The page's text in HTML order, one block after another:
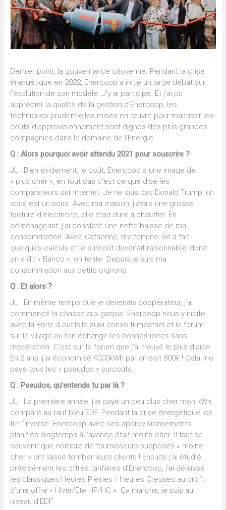
Dernier point, la gouvernance citoyenne. Pendant la crise
énergétique en 2022, Enercoop a initié un large débat sur
l’évolution de son modèle. J’y ai participé. Et j’ai pu
apprécier la qualité de la gestion d’Enercoop, les
techniques prudentielles mises en œuvre pour maitriser les
coûts d’approvisionnement sont dignes des plus grandes
compagnies dans le domaine de l’Energie.
Q : Alors pourquoi avoir attendu 2021 pour souscrire ?
JL : Bien évidement, le coût, Enercoop a une image de
« plus cher », en tout cas c’est ce que dise les
comparateurs sur Internet. Je ne suis pas Donald Trump, un
sous est un sous. Avec ma maison, j’avais une grosse
facture d’électricité, elle était dure à chauffer. En
déménageant, j’ai constaté une nette baisse de ma
consommation. Avec Catherine, ma femme, on a fait
quelques calculs et le surcoût devenait raisonnable, donc
on a dit « Banco », on tente. Depuis je suis ma
consommation aux petits oignons.
Q : Et alors ?
JL : En même temps que je devenais coopérateur, j’ai
commencé la chasse aux gaspis. Enercoop nous y incite
avec la Boite à outils,le suivi conso trimestriel et le forum
sur le village ou l’on échange les bonnes idées sans
modération. C’est sur le forum que j’ai trouvé le plus d’aide.
En 2 ans, j’ai économisé 4000kWh par an soit 800€ ! Cela me
paye tous les « pseudos » surcoûts.
Q : Pseudos, qu’entends tu par là ?
JL : La première année, j’ai payé un peu plus cher mon kWh
comparé au tarif bleu EDF. Pendant la crise énergétique, ce
fut l’inverse. Enercoop avec ses approvisionnements
planifiés longtemps à l’avance était moins cher. Il faut se
souvenir que nombre de fournisseurs supposés « moins
cher » ont laissé tomber leurs clients ! Ensuite j’ai étudié
précisément les offres tarifaires d’Enercoop, j’ai délaissé
les classiques Heures Pleines / Heures Creuses au profit
d’une offre « Hiver/Ete HP/HC ». Ça marche, je suis au
niveau d’EDF.